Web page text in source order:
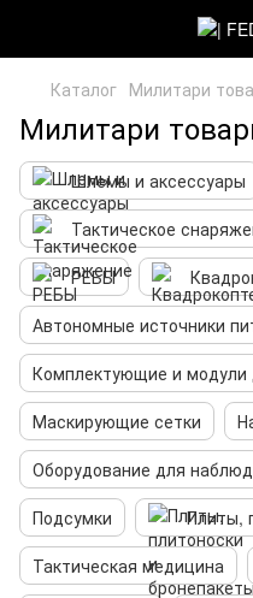
Каталог Милитари
Милитари
Шлемы и аксессуары
Тактическое
РЕБЫ
Автономные источники
Комплектующие и модули
Маскирующие сетки
Оборудование для
Подсумки
Плиты,
Тактическая медицина